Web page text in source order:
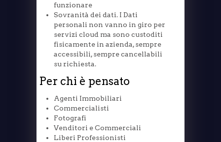
funzionare
Sovranità dei dati. I Dati
personali non vanno in giro per
servizi cloud ma sono custoditi
fisicamente in azienda, sempre
accessibili, sempre cancellabili
su richiesta.
Per chi è pensato
Agenti Immobiliari
Commercialisti
Fotografi
Venditori e Commerciali
Liberi Professionisti